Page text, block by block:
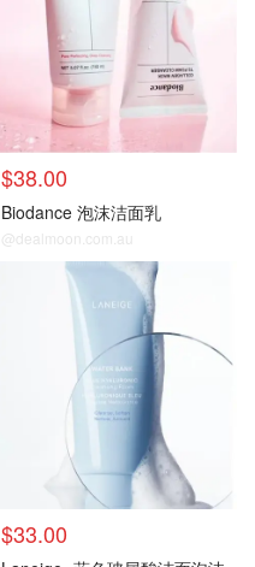
$38.00
Biodance 泡沫洁面乳
@dealmoon.com.au
$33.00